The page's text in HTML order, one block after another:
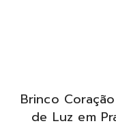
Brinco
de Luz em